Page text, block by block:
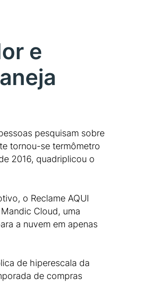
e
pesquisam sobre
tornou-se termômetro
2016, quadriplicou o
o Reclame AQUI
Cloud, uma
a nuvem em apenas
de hiperescala da
de compras